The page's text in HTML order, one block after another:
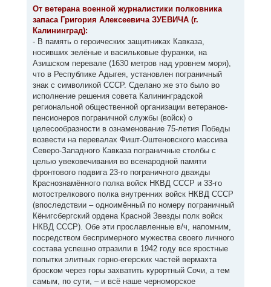
о
щ
е
и
е
От ветерана военной журналистики полковника
запаса Григория Алексеевича ЗУЕВИЧА (г.
Калининград):
- В память о героических защитниках Кавказа,
носивших зелёные и васильковые фуражки, на
Азишском перевале (1630 метров над уровнем моря),
что в Республике Адыгея, установлен пограничный
знак с символикой СССР. Сделано же это было во
исполнение решения совета Калининградской
региональной общественной организации ветеранов-
пенсионеров пограничной службы (войск) о
целесообразности в ознаменование 75-летия Победы
возвести на перевалах Фишт-Оштеновского массива
Северо-Западного Кавказа пограничные столбы с
целью увековечивания во всенародной памяти
фронтового подвига 23-го пограничного дважды
Краснознамённого полка войск НКВД СССР и 33-го
мотострелкового полка внутренних войск НКВД СССР
(впоследствии – одноимённый по номеру пограничный
Кёнигсбергский ордена Красной Звезды полк войск
НКВД СССР). Обе эти прославленные в/ч, напомним,
посредством беспримерного мужества своего личного
состава успешно отразили в 1942 году все яростные
попытки элитных горно-егерских частей вермахта
броском через горы захватить курортный Сочи, а тем
самым, по сути, – и всё наше черноморское